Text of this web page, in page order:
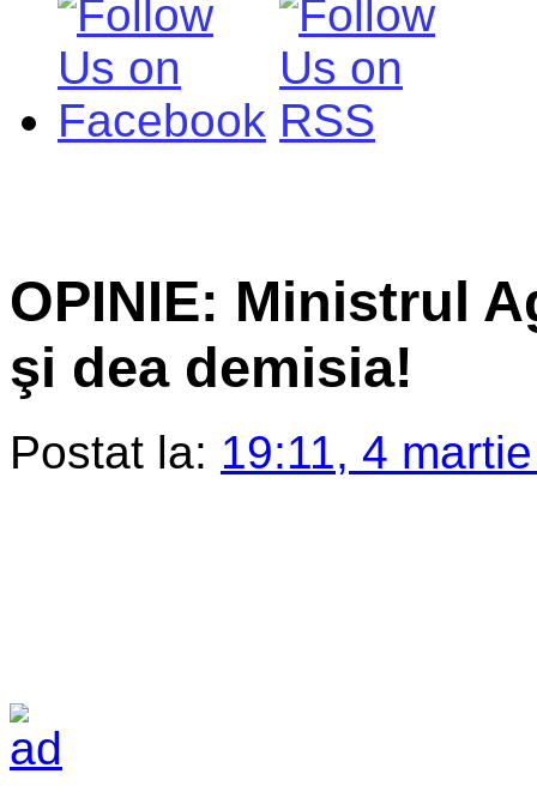
OPINIE: Ministrul
şi dea demisia!
Postat la: 19:11, 4